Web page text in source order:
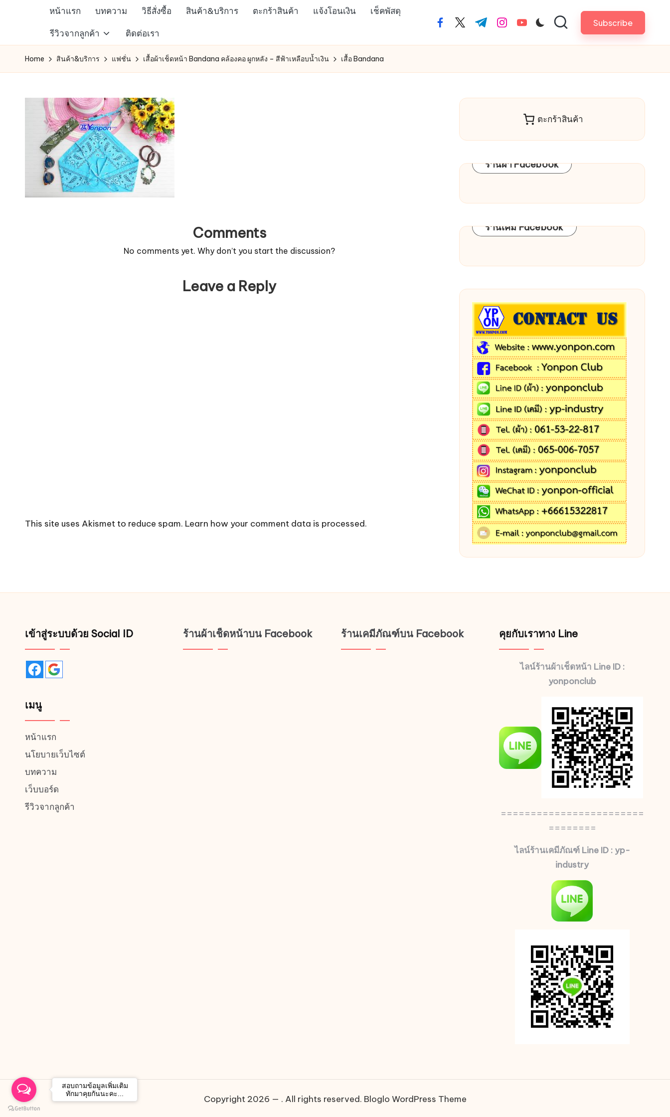
content
สรรพ
สินค้า
ออนไลน์
ช็อป
หน้าแรก บทความ วิธีสั่งซื้อ สินค้า&บริการ ตะกร้าสินค้า แจ้งโอนเงิน เช็คพัสดุ
รีวิวจากลูกค้า ติดต่อเรา
facebook.com
twitter.com
t.me instagram.com
youtube.com Subscribe
Home สินค้า&บริการ แฟชั่น เสื้อผ้าเช็ดหน้า Bandana คล้องคอ ผูกหลัง – สีฟ้าเหลือบน้ำเงิน เสื้อ Bandana
Comments
No comments yet. Why don’t you start the discussion?
Leave a Reply
This site uses Akismet to reduce spam. Learn how your comment data is processed.
ตะกร้าสินค้า
ร้านผ้า Facebook
ร้านเคมี Facebook
เข้าสู่ระบบด้วย Social ID
เมนู
หน้าแรก
นโยบายเว็บไซต์
บทความ
เว็บบอร์ด
รีวิวจากลูกค้า
ร้านผ้าเช็ดหน้าบน Facebook ร้านเคมีภัณฑ์บน Facebook คุยกับเราทาง Line
ไลน์ร้านผ้าเช็ดหน้า Line ID :
yonponclub
========================
========
ไลน์ร้านเคมีภัณฑ์ Line ID : yp-
industry
Copyright 2026 — . All rights reserved. Bloglo WordPress Theme
สอบถามข้อมูลเพิ่มเติม
ทักมาคุยกันนะคะ...